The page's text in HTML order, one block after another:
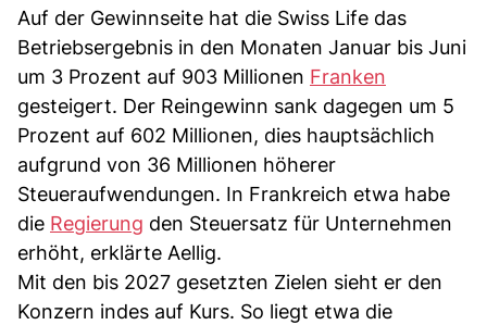
Auf der Gewinnseite hat die Swiss Life das
Betriebsergebnis in den Monaten Januar bis Juni
um 3 Prozent auf 903 Millionen Franken
gesteigert. Der Reingewinn sank dagegen um 5
Prozent auf 602 Millionen, dies hauptsächlich
aufgrund von 36 Millionen höherer
Steueraufwendungen. In Frankreich etwa habe
die Regierung den Steuersatz für Unternehmen
erhöht, erklärte Aellig.
Mit den bis 2027 gesetzten Zielen sieht er den
Konzern indes auf Kurs. So liegt etwa die